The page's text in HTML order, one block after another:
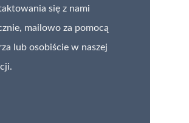
się z nami
mailowo za pomocą
lub osobiście w naszej